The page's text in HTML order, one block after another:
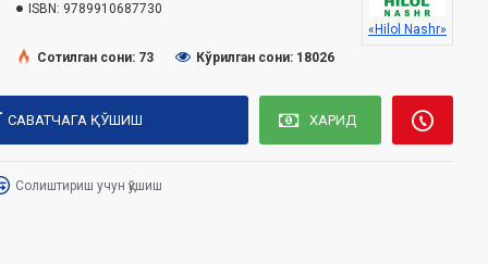
ISBN: 9789910687730
«Hilol Nashr»
Сотилган сони: 73
Кўрилган сони: 18026
САВАТЧАГА ҚЎШИШ ХАРИД
Солиштириш учун қўшиш